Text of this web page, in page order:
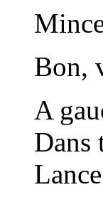
Bon,
A
Dans